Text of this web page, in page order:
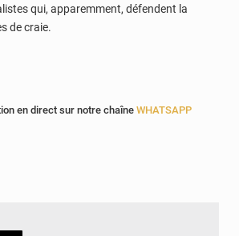
qui, apparemment, défendent la
de craie.
en direct sur notre chaîne WHATSAPP